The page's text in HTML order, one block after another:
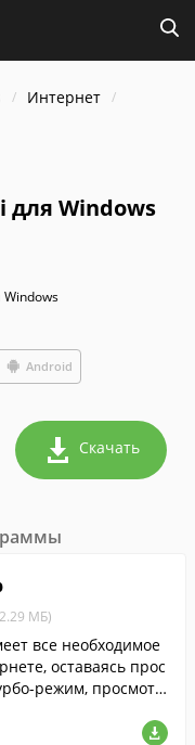
Интернет
для Windows
Windows
Android
Скачать
МБ)
все необходимое
оставаясь прос
режим, просмотр
данных и др....